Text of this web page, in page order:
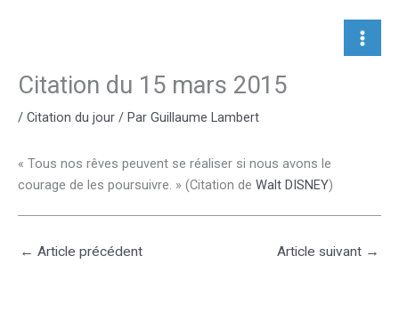
Citation du 15 mars 2015
/ Citation du jour / Par Guillaume Lambert
« Tous nos rêves peuvent se réaliser si nous avons le
courage de les poursuivre. » (Citation de Walt DISNEY)
← Article précédent Article suivant →